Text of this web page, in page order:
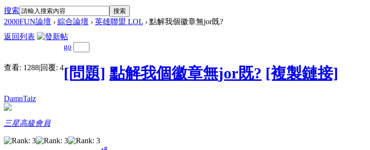
搜索 搜索
2000FUN論壇 › 綜合論壇 › 英雄聯盟 LOL › 點解我個徽章無jor既?
返回列表
查看: 1288|回覆: 4
go
[問題] 點解我個徽章無jor既? [複製鏈接]
DamnTaiz
三星高級會員
#